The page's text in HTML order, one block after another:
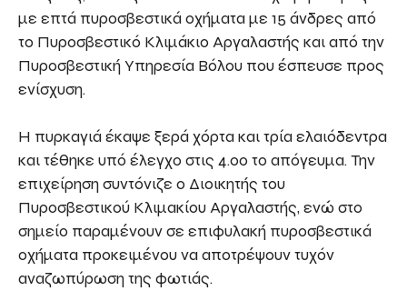
με επτά πυροσβεστικά οχήματα με 15 άνδρες από
το Πυροσβεστικό Κλιμάκιο Αργαλαστής και από την
Πυροσβεστική Υπηρεσία Βόλου που έσπευσε προς
ενίσχυση.
Η πυρκαγιά έκαψε ξερά χόρτα και τρία ελαιόδεντρα
και τέθηκε υπό έλεγχο στις 4.00 το απόγευμα. Την
επιχείρηση συντόνιζε ο Διοικητής του
Πυροσβεστικού Κλιμακίου Αργαλαστής, ενώ στο
σημείο παραμένουν σε επιφυλακή πυροσβεστικά
οχήματα προκειμένου να αποτρέψουν τυχόν
αναζωπύρωση της φωτιάς.